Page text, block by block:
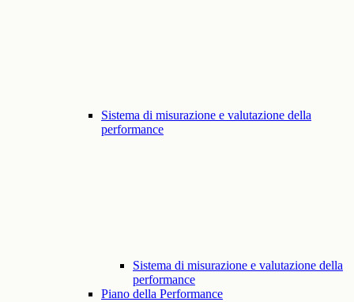
Sistema di misurazione e valutazione della
performance
Sistema di misurazione e valutazione della
performance
Piano della Performance